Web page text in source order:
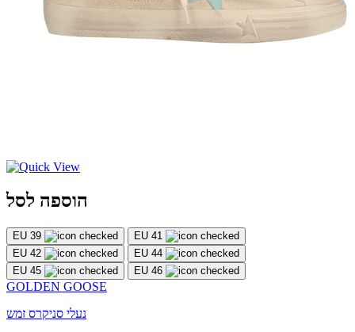
הוספה לסל
EU 39
EU 41
EU 42
EU 44
EU 45
EU 46
GOLDEN GOOSE
נעלי סניקרס זמש